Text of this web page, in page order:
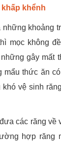
khểnh
khoảng
mọc không
gây mất
mẩu thức ăn
vệ sinh
các răng về
hợp răng